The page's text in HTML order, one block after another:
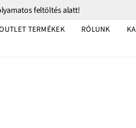
feltöltés alatt!
TERMÉKEK RÓLUNK